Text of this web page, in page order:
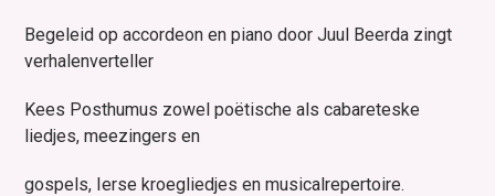
Begeleid op accordeon en piano door Juul Beerda zingt
verhalenverteller
Kees Posthumus zowel poëtische als cabareteske
liedjes, meezingers en
gospels, Ierse kroegliedjes en musicalrepertoire.